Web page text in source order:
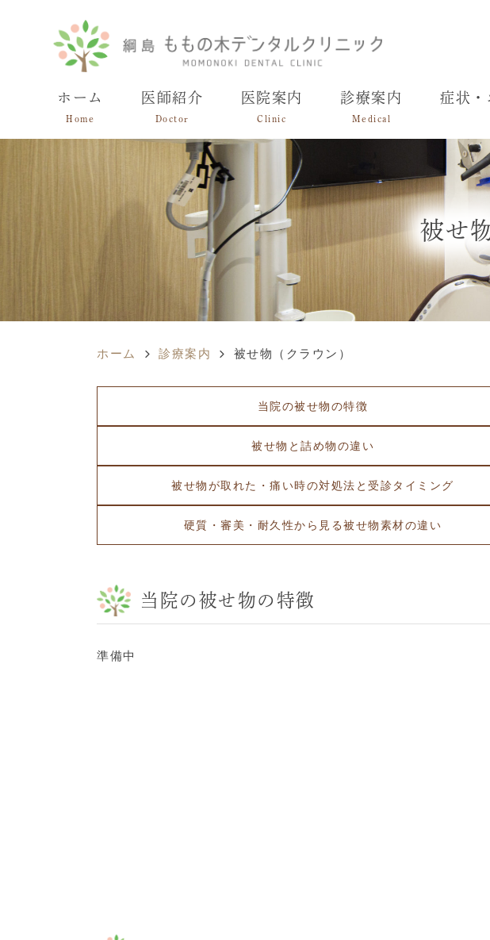
ホーム
Home
医師紹介
Doctor
医院案内
Clinic
診療案内
Medical
症状・
被せ
ホーム 診療案内 被せ物（クラウン）
当院の被せ物の特徴
被せ物と詰め物の違い
被せ物が取れた・痛い時の対処法と受診タイミング
硬質・審美・耐久性から見る被せ物素材の違い
当院の被せ物の特徴
準備中